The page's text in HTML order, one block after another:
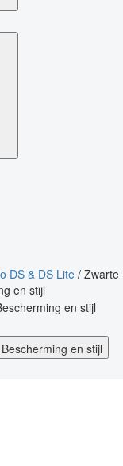
DS & DS Lite/ Zwarte
en stijl